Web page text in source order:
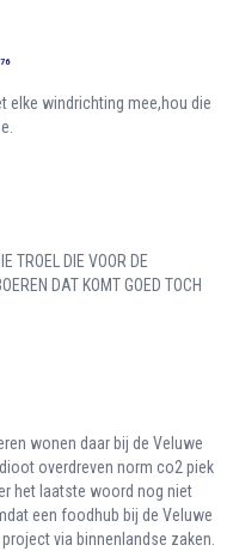
elke windrichting mee,hou die
TROEL DIE VOOR DE
DAT KOMT GOED TOCH
wonen daar bij de Veluwe
overdreven norm co2 piek
het laatste woord nog niet
een foodhub bij de Veluwe
via binnenlandse zaken.